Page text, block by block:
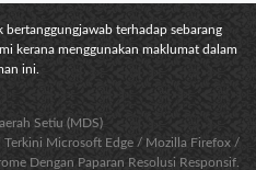
bertanggungjawab terhadap sebarang
kerana menggunakan maklumat dalam
ini.
Setiu (MDS)
Terkini Microsoft Edge / Mozilla Firefox /
Dengan Paparan Resolusi Responsif.